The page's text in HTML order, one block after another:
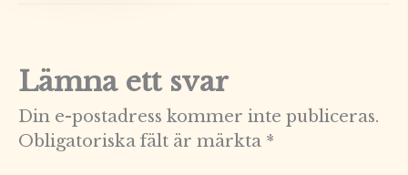
Lämna ett svar
Din e-postadress kommer inte publiceras.
Obligatoriska fält är märkta *